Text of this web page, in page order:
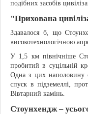
подібних засобів
"Прихована
Здавалося б, що
високотехнологічною
У 1,5 км північніше
пробитий в суцільній
Одна з цих наполовину
спуск в підземеллі,
Вівтарний камінь.
Стоунхендж –